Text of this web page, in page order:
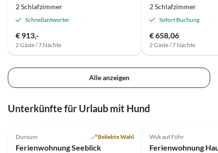
2 Schlafzimmer
Schnellantworter
€ 913,-
2 Gäste / 7 Nächte
2 Schlafzimmer
Sofort Buchung
€ 658,06
2 Gäste / 7 Nächte
Alle anzeigen
Unterkünfte für Urlaub mit Hund
Dunsum Beliebte Wahl
Ferienwohnung Seeblick
Wyk auf Föhr